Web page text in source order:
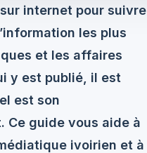
internet pour suivre
les plus
et les affaires
y est publié, il est
est son
Ce guide vous aide à
ivoirien et à